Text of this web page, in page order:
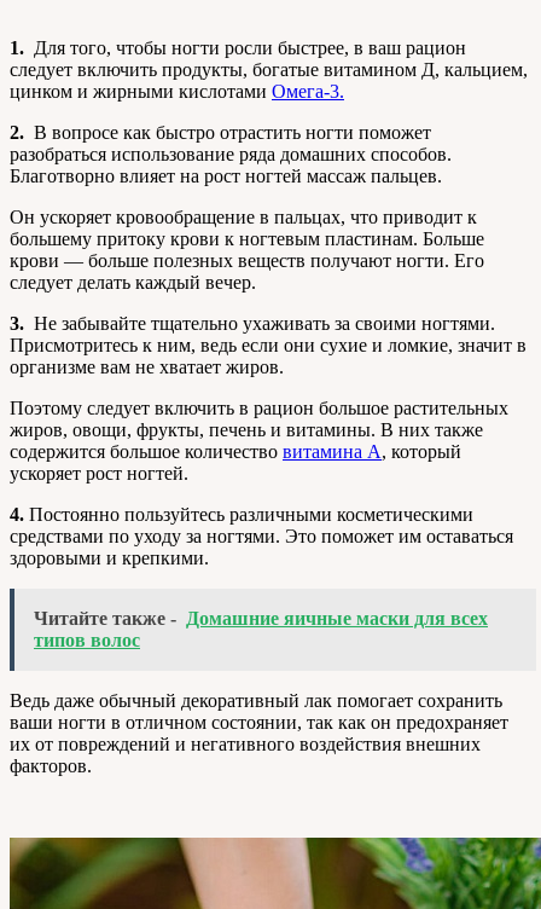
1. Для того, чтобы ногти росли быстрее, в ваш рацион
следует включить продукты, богатые витамином Д, кальцием,
цинком и жирными кислотами Омега-3.
2. В вопросе как быстро отрастить ногти поможет
разобраться использование ряда домашних способов.
Благотворно влияет на рост ногтей массаж пальцев.
Он ускоряет кровообращение в пальцах, что приводит к
большему притоку крови к ногтевым пластинам. Больше
крови — больше полезных веществ получают ногти. Его
следует делать каждый вечер.
3. Не забывайте тщательно ухаживать за своими ногтями.
Присмотритесь к ним, ведь если они сухие и ломкие, значит в
организме вам не хватает жиров.
Поэтому следует включить в рацион большое растительных
жиров, овощи, фрукты, печень и витамины. В них также
содержится большое количество витамина А, который
ускоряет рост ногтей.
4. Постоянно пользуйтесь различными косметическими
средствами по уходу за ногтями. Это поможет им оставаться
здоровыми и крепкими.
Читайте также - Домашние яичные маски для всех
типов волос
Ведь даже обычный декоративный лак помогает сохранить
ваши ногти в отличном состоянии, так как он предохраняет
их от повреждений и негативного воздействия внешних
факторов.